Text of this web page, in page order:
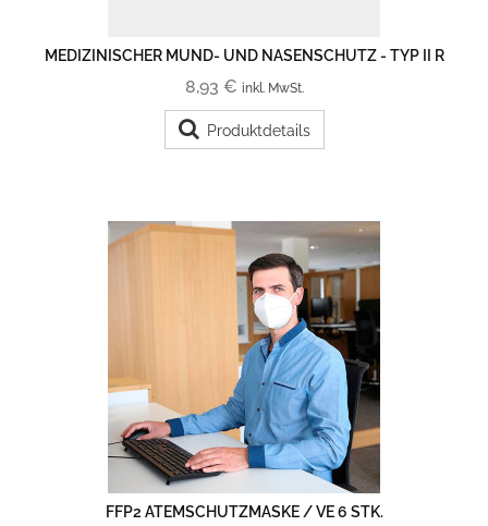
MEDIZINISCHER MUND- UND NASENSCHUTZ - TYP II R
8,93 € inkl. MwSt.
Produktdetails
FFP2 ATEMSCHUTZMASKE / VE 6 STK.